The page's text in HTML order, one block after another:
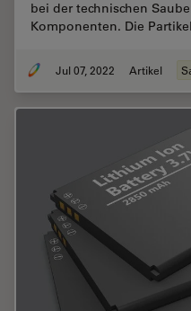
bei der technischen
Komponenten. Die
Jul 07, 2022 Artikel